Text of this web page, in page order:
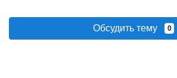
Обсудить тему 0